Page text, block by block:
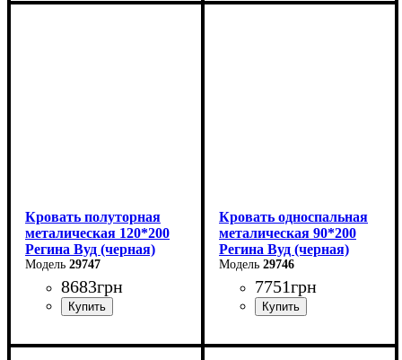
Ширина: 180 см
Ширина: 140 см
Кровать полуторная
металическая 120*200
Регина Вуд (черная)
29747
8683грн
Ширина: 120 см
Кровать односпальная
металическая 90*200
Регина Вуд (черная)
29746
7751грн
Ширина: 90 см